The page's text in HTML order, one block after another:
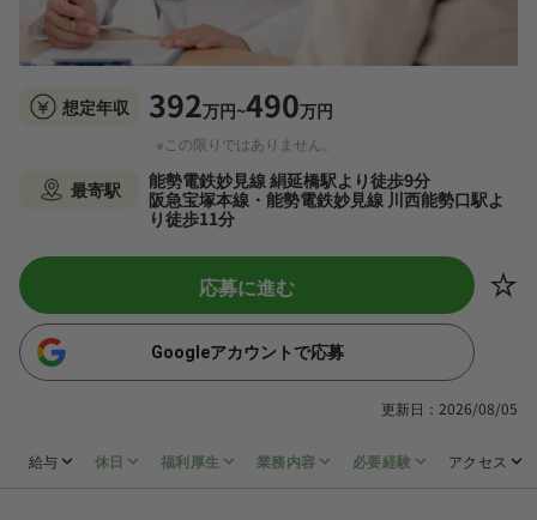
想定年収 392万円~490万円
※この限りではありません。
最寄駅
能勢電鉄妙見線 絹延橋駅より徒歩9分
阪急宝塚本線・能勢電鉄妙見線 川西能勢口駅よ
り徒歩11分
応募に進む
Googleアカウントで応募
更新日：2026/08/05
給与 休日 福利厚生 業務内容 必要経験 アクセス